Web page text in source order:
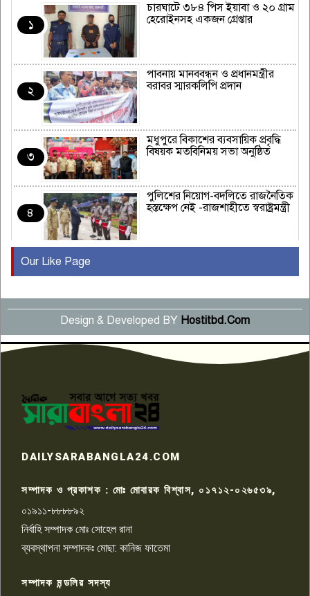
১
চারঘাটে ৩৮৪ পিস ইয়াবা ও ২০ গ্রাম
হেরোইনসহ একজন গ্রেপ্তার
২
পাবনায় মানববন্ধন ও প্রধানমন্ত্রীর
বরাবর স্মারকলিপি প্রদান
৩
মধুপুরে বিকাশের ব্যবসায়িক প্রবৃদ্ধি
বিষয়ক মতবিনিময় সভা অনুষ্ঠিত
৪
পুলিশের নিয়োগ-বদলিতে রাজনৈতিক
হস্তক্ষেপ নেই -রাজশাহীতে স্বরাষ্ট্রমন্ত্রী
৫
বছর পূর্তি উদযাপন
৬
সংবাদ সম্মেলনে অভিযোগ অস্বীকার
উদ্দেশ্য প্রণোদিত সংবাদ প্রকাশের
প্রতিবাদ নাজির হাসানের
৭
কেটে ঘরে ঢুকে স্কুল শিক্ষিকাকে হত্যা
টয়লেটের ট্যাংকি থেকে লাশ উদ্ধার
রাজশাহীতে সন্ত্রাসী হামলায় গুরুতর
চাঁদাবাজি ও হয়রানির অভিযোগ
Our Like Page
Design & Developed BY Hostitbd.Com
DAILYSARABANGLA24.COM
সম্পাদক ও প্রকাশক : মোঃ মোবারক বিশ্বাস, ০১৭১২-০২৬৫৩৯,
০১৯১১-৮৮৮৮৯২
নির্বাহি সম্পাদক মোঃ সোহেল রানা
ব্যবস্থাপনা সম্পাদকঃ মোছা: কানিজ ফাতেমা
সম্পাদক মন্ডলির সদস্য